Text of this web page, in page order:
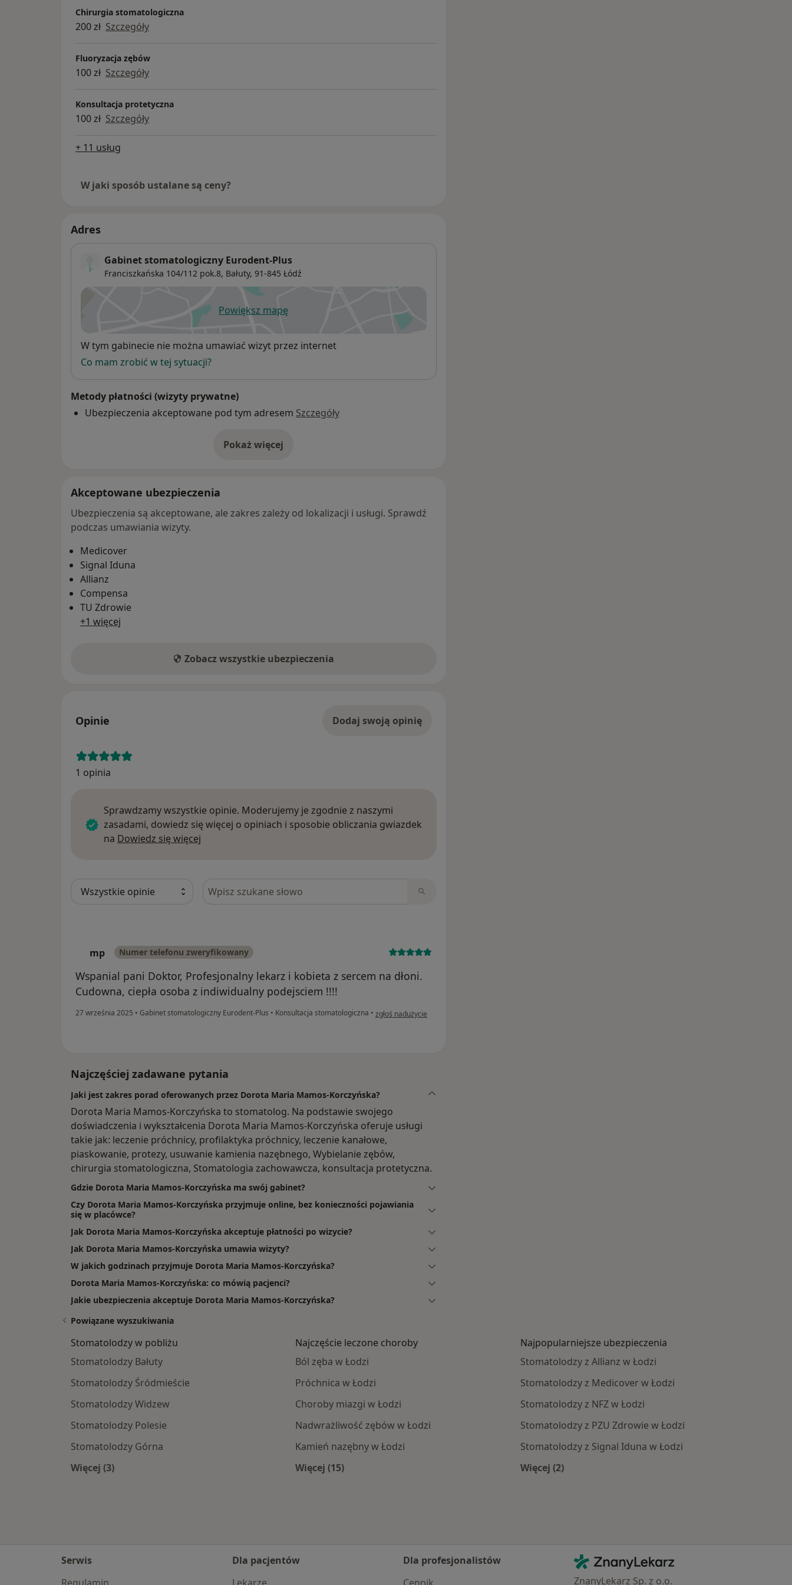
Chirurgia stomatologiczna
200 zł Szczegóły
Fluoryzacja zębów
100 zł Szczegóły
Konsultacja protetyczna
100 zł Szczegóły
+ 11 usług
W jaki sposób ustalane są ceny?
Adres
Gabinet stomatologiczny Eurodent-Plus
Franciszkańska 104/112 pok.8, Bałuty, 91-845 Łódź
Powiększ mapęotwiera się w nowej karcie
Dostępność
W tym gabinecie nie można umawiać wizyt przez internet
Co mam zrobić w tej sytuacji?
Metody płatności (wizyty prywatne)
Ubezpieczenia akceptowane pod tym adresem Szczegóły
Pokaż więcej
o adresie
Akceptowane ubezpieczenia
Ubezpieczenia są akceptowane, ale zakres zależy od lokalizacji i usługi. Sprawdź
podczas umawiania wizyty.
Medicover
Signal Iduna
Allianz
Compensa
TU Zdrowie
+1 więcej
Zobacz wszystkie ubezpieczenia
Opinie Dodaj swoją opinię
1 opinia
Sprawdzamy wszystkie opinie. Moderujemy je zgodnie z naszymi
zasadami, dowiedz się więcej o opiniach i sposobie obliczania gwiazdek
na Dowiedz się więcej
Szukaj w opiniach
mp Numer telefonu zweryfikowany
Wspanial pani Doktor, Profesjonalny lekarz i kobieta z sercem na dłoni.
Cudowna, ciepła osoba z indiwidualny podejsciem !!!!
27 września 2025 • Gabinet stomatologiczny Eurodent-Plus • Konsultacja stomatologiczna • w opinii użytkownika mp
zgłoś nadużycie
Najczęściej zadawane pytania
Jaki jest zakres porad oferowanych przez Dorota Maria Mamos-Korczyńska?
Dorota Maria Mamos-Korczyńska to stomatolog. Na podstawie swojego
doświadczenia i wykształcenia Dorota Maria Mamos-Korczyńska oferuje usługi
takie jak: leczenie próchnicy, profilaktyka próchnicy, leczenie kanałowe,
piaskowanie, protezy, usuwanie kamienia nazębnego, Wybielanie zębów,
chirurgia stomatologiczna, Stomatologia zachowawcza, konsultacja protetyczna.
Gdzie Dorota Maria Mamos-Korczyńska ma swój gabinet?
Czy Dorota Maria Mamos-Korczyńska przyjmuje online, bez konieczności pojawiania
się w placówce?
Jak Dorota Maria Mamos-Korczyńska akceptuje płatności po wizycie?
Jak Dorota Maria Mamos-Korczyńska umawia wizyty?
W jakich godzinach przyjmuje Dorota Maria Mamos-Korczyńska?
Dorota Maria Mamos-Korczyńska: co mówią pacjenci?
Jakie ubezpieczenia akceptuje Dorota Maria Mamos-Korczyńska?
Powiązane wyszukiwania
Stomatolodzy w pobliżu
Stomatolodzy Bałuty
Stomatolodzy Śródmieście
Stomatolodzy Widzew
Stomatolodzy Polesie
Stomatolodzy Górna
Więcej (3)
Najczęście leczone choroby
Ból zęba w Łodzi
Próchnica w Łodzi
Choroby miazgi w Łodzi
Nadwrażliwość zębów w Łodzi
Kamień nazębny w Łodzi
Więcej (15)
Najpopularniejsze ubezpieczenia
Stomatolodzy z Allianz w Łodzi
Stomatolodzy z Medicover w Łodzi
Stomatolodzy z NFZ w Łodzi
Stomatolodzy z PZU Zdrowie w Łodzi
Stomatolodzy z Signal Iduna w Łodzi
Więcej (2)
Serwis
Dla pacjentów
Dla profesjonalistów
Kontakt
ZnanyLekarz - Strona główna
ZnanyLekarz Sp. z o.o.